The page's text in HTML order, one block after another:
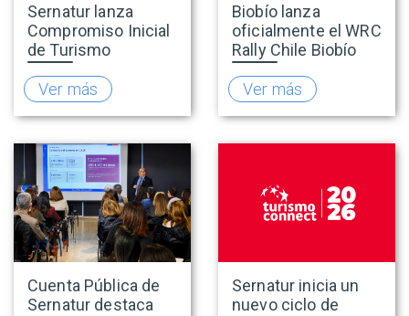
Sernatur lanza
Compromiso Inicial
de Turismo
Accesible para
promover una
oferta turística más
inclusiva
Ver más
Biobío lanza
oficialmente el WRC
Rally Chile Biobío
2026 con 141
empresas
adheridas al Sello
Rally
Ver más
Cuenta Pública de
Sernatur destaca
Sernatur inicia un
nuevo ciclo de